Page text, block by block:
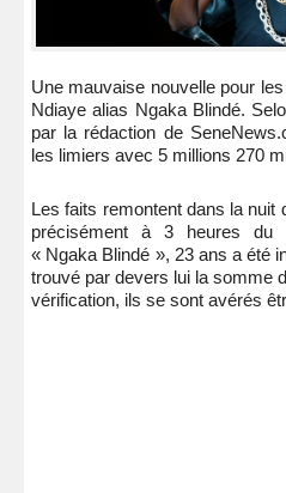
Une mauvaise nouvelle pour les fans du jeune rappeur Baba
Ndiaye alias Ngaka Blindé.
par la rédaction de
les limiers avec 5 millions 270
Les faits remontent dans la nuit
précisément à 3 heures du
« Ngaka Blindé », 23 ans a été
trouvé par devers lui la somme
vérification, ils se sont avérés